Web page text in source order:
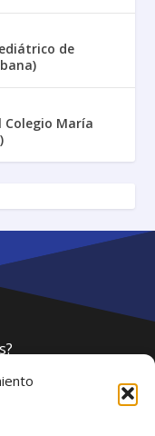
de
Colegio María